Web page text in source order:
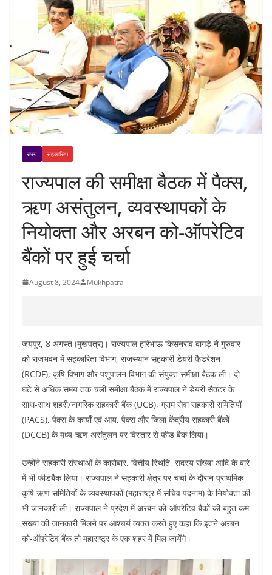
राज्य सहकारिता
राज्यपाल की समीक्षा बैठक में पैक्स,
ऋण असंतुलन, व्यवस्थापकों के
नियोक्ता और अरबन को-ऑपरेटिव
बैंकों पर हुई चर्चा
August 8, 2024 Mukhpatra
जयपुर, 8 अगस्त (मुखपत्र)। राज्यपाल हरिभाऊ किसनराव बागड़े ने गुरुवार
को राजभवन में सहकारिता विभाग, राजस्थान सहकारी डेयरी फैडरेशन
(RCDF), कृषि विभाग और पशुपालन विभाग की संयुक्त समीक्षा बैठक ली। दो
घंटे से अधिक समय तक चली समीक्षा बैठक में राज्यपाल ने डेयरी सैक्टर के
साथ-साथ शहरी/नागरिक सहकारी बैंक (UCB), ग्राम सेवा सहकारी समितियों
(PACS), पैक्स के कार्यों एवं आय, पैक्स और जिला केंद्रीय सहकारी बैंकों
(DCCB) के मध्य ऋण असंतुलन पर विस्तार से फीड बैक लिया।
उन्होंने सहकारी संस्थाओं के कारोबार, वित्तीय स्थिति, सदस्य संख्या आदि के बारे
में भी फीडबैक लिया। राज्यपाल ने सहकारी क्षेत्र पर चर्चा के दौरान प्राथमिक
कृषि ऋण समितियों के व्यवस्थापकों (महाराष्ट्र में सचिव पदनाम) के नियोक्ता की
भी जानकारी ली। राज्यपाल ने प्रदेश में अरबन को-ऑपरेटिव बैंकों की बहुत कम
संख्या की जानकारी मिलने पर आश्चर्य व्यक्त करते हुए कहा कि इतने अरबन
को-ऑपरेटिव बैंक तो महाराष्ट्र के एक शहर में मिल जायेंगे।